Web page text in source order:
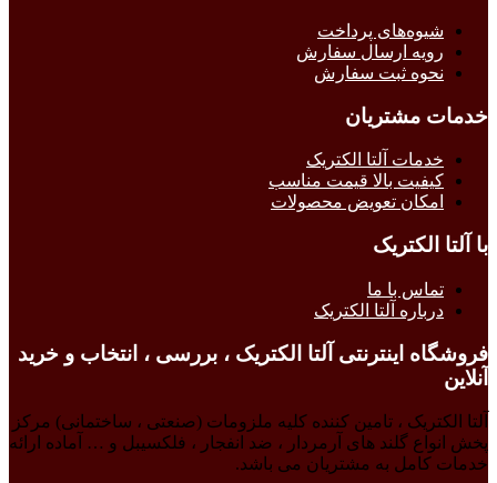
شیوه‌های پرداخت
رویه ارسال سفارش
نحوه ثبت سفارش
خدمات مشتریان
خدمات آلتا الکتریک
کیفیت بالا قیمت مناسب
امکان تعویض محصولات
با آلتا الکتریک
تماس با ما
درباره آلتا الکتریک
فروشگاه اینترنتی آلتا الکتریک ، بررسی ، انتخاب و خرید
آنلاین
آلتا الکتریک ، تامین کننده کلیه ملزومات (صنعتی ، ساختمانی) مرکز
پخش انواع گلند های آرمردار ، ضد انفجار ، فلکسیبل و … آماده ارائه
خدمات کامل به مشتریان می باشد.